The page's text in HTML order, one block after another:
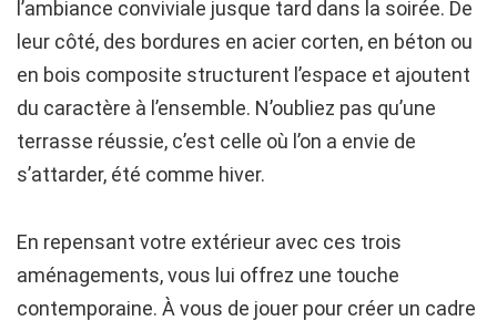
l’ambiance conviviale jusque tard dans la soirée. De
leur côté, des bordures en acier corten, en béton ou
en bois composite structurent l’espace et ajoutent
du caractère à l’ensemble. N’oubliez pas qu’une
terrasse réussie, c’est celle où l’on a envie de
s’attarder, été comme hiver.
En repensant votre extérieur avec ces trois
aménagements, vous lui offrez une touche
contemporaine. À vous de jouer pour créer un cadre